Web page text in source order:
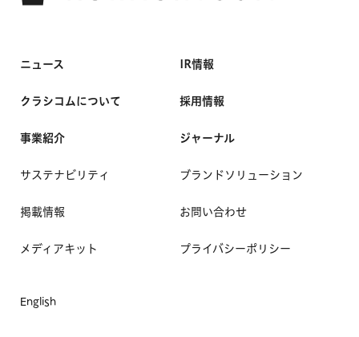
ニュース
クラシコムについて
事業紹介
IR情報
採用情報
ジャーナル
サステナビリティ
掲載情報
メディアキット
ブランドソリューション
お問い合わせ
プライバシーポリシー
English